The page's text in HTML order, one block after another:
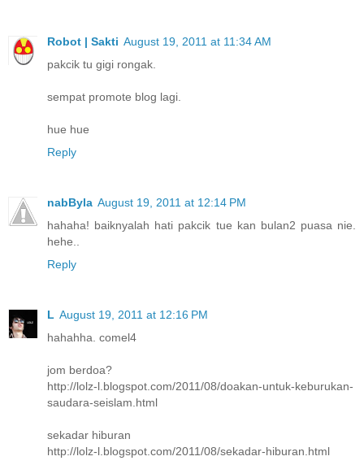
Robot | Sakti August 19, 2011 at 11:34 AM
pakcik tu gigi rongak.
sempat promote blog lagi.
hue hue
Reply
nabByla August 19, 2011 at 12:14 PM
hahaha! baiknyalah hati pakcik tue kan bulan2 puasa nie.
hehe..
Reply
L August 19, 2011 at 12:16 PM
hahahha. comel4
jom berdoa?
http://lolz-l.blogspot.com/2011/08/doakan-untuk-keburukan-
saudara-seislam.html
sekadar hiburan
http://lolz-l.blogspot.com/2011/08/sekadar-hiburan.html